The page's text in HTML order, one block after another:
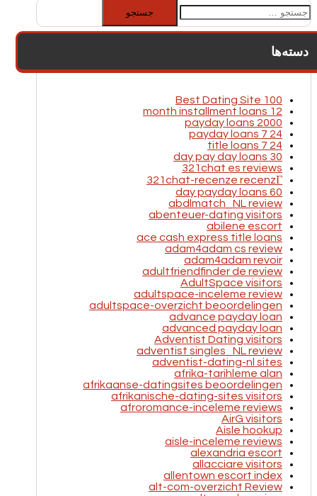
جستجو
برای:
دسته‌ها
100 Best Dating Site
12 month installment loans
2000 payday loans
24 7 payday loans
24 7 title loans
30 day pay day loans
321chat es reviews
321chat-recenze recenzГ­
60 day payday loans
abdlmatch_NL review
abenteuer-dating visitors
abilene escort
ace cash express title loans
adam4adam cs review
adam4adam revoir
adultfriendfinder de review
AdultSpace visitors
adultspace-inceleme review
adultspace-overzicht beoordelingen
advance payday loan
advanced payday loan
Adventist Dating visitors
adventist singles_NL review
adventist-dating-nl sites
afrika-tarihleme alan
afrikaanse-datingsites beoordelingen
afrikanische-dating-sites visitors
afroromance-inceleme reviews
AirG visitors
Aisle hookup
aisle-inceleme reviews
alexandria escort
allacciare visitors
allentown escort index
alt-com-overzicht Review